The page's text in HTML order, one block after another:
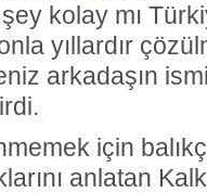
şey kolay mı
yıllardır
arkadaşın
için
anlatan